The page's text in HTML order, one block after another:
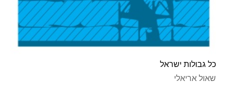
כל גבולות ישראל
שאול אריאלי